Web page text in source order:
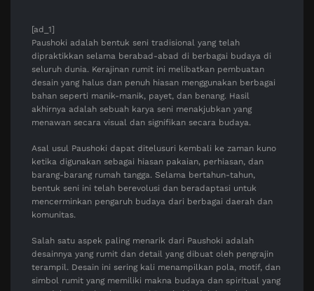
[ad_1]
Paushoki adalah bentuk seni tradisional yang telah
dipraktikkan selama berabad-abad di berbagai budaya di
seluruh dunia. Kerajinan rumit ini melibatkan pembuatan
desain yang halus dan penuh hiasan menggunakan berbagai
bahan seperti manik-manik, payet, dan benang. Hasil
akhirnya adalah sebuah karya seni menakjubkan yang
menawan secara visual dan signifikan secara budaya.
Asal usul Paushoki dapat ditelusuri kembali ke zaman kuno
ketika digunakan sebagai hiasan pakaian, perhiasan, dan
barang-barang rumah tangga. Selama bertahun-tahun,
bentuk seni ini telah berevolusi dan beradaptasi untuk
mencerminkan pengaruh budaya dari berbagai daerah dan
komunitas.
Salah satu aspek paling menarik dari Paushoki adalah
desainnya yang rumit dan detail yang dibuat oleh pengrajin
terampil. Desain ini sering kali menampilkan pola, motif, dan
simbol rumit yang memiliki makna budaya dan spiritual yang